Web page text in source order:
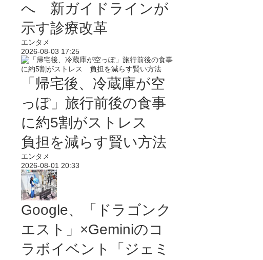
へ 新ガイドラインが
示す診療改革
エンタメ
2026-08-03 17:25
「帰宅後、冷蔵庫が空
っぽ」旅行前後の食事
に約5割がストレス
負担を減らす賢い方法
エンタメ
2026-08-01 20:33
Google、「ドラゴンク
エスト」×Geminiのコ
ラボイベント「ジェミ